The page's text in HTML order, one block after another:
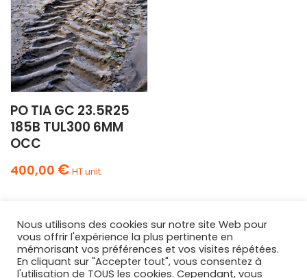
PO TIA GC 23.5R25
185B TUL300 6MM
OCC
400,00 € HT unit.
Nous utilisons des cookies sur notre site Web pour
vous offrir l'expérience la plus pertinente en
mémorisant vos préférences et vos visites répétées.
En cliquant sur "Accepter tout", vous consentez à
l'utilisation de TOUS les cookies. Cependant, vous